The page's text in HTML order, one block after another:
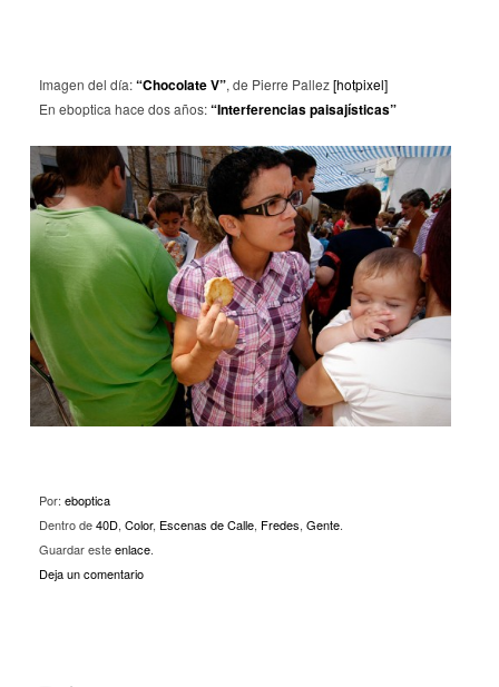
Imagen del día:“Chocolate V”, de Pierre Pallez[hotpixel]
En eboptica hace dos años:“Interferencias paisajísticas”
Por: eboptica
Dentro de40D, Color, Escenas de Calle, Fredes, Gente.
Guardar esteenlace.
Deja un comentario